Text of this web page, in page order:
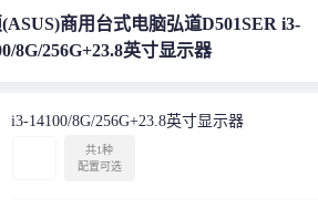
商用台式电脑弘道D501SER i3-
8G/256G+23.8英寸显示器
i3-14100/8G/256G+23.8英寸显示器
共1种
配置可选